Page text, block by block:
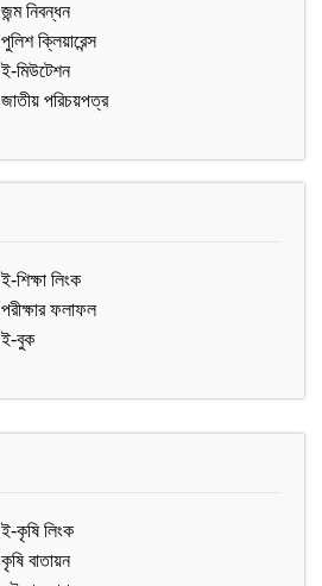
জন্ম নিবন্ধন
পুলিশ ক্লিয়ারেন্স
ই-মিউটেশন
জাতীয় পরিচয়পত্র
ই-শিক্ষা লিংক
পরীক্ষার ফলাফল
ই-বুক
ই-কৃষি লিংক
কৃষি বাতায়ন